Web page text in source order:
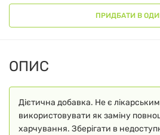
ПРИДБАТИ В
ОПИС
Дієтична добавка. Не є
використовувати як заміну
харчування. Зберігати в